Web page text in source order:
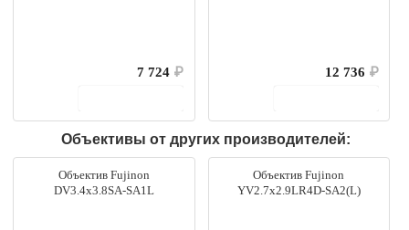
7 724 ₽
12 736 ₽
Объективы от других производителей:
Объектив Fujinon
DV3.4x3.8SA-SA1L
Объектив Fujinon
YV2.7x2.9LR4D-SA2(L)